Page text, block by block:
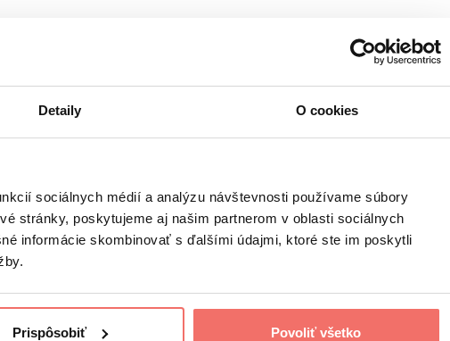
Detaily O cookies
sociálnych médií a analýzu návštevnosti používame súbory
stránky, poskytujeme aj našim partnerom v oblasti sociálnych
informácie skombinovať s ďalšími údajmi, ktoré ste im poskytli
Prispôsobiť Povoliť všetko
výkone, ako aj kvalite nastavených procesov či dodaných
úspechy a kvalitu odvedenej práce. V prípade
či rozhovoru.
cieľom feedbackuje povzbudiť
Súčasne poskytuje návrhy a riešenia, ktoré môžu
motivácie a efektivizácii výkonu.